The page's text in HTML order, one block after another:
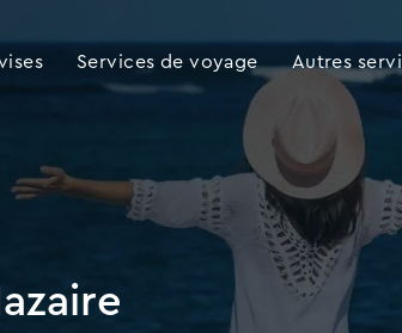
Services de voyage Autres